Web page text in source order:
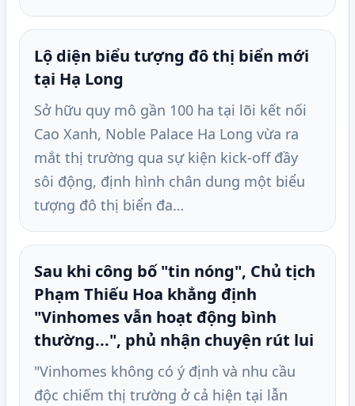
Lộ diện biểu tượng đô thị biển mới
tại Hạ Long
Sở hữu quy mô gần 100 ha tại lõi kết nối
Cao Xanh, Noble Palace Ha Long vừa ra
mắt thị trường qua sự kiện kick-off đầy
sôi động, định hình chân dung một biểu
tượng đô thị biển đa…
Sau khi công bố "tin nóng", Chủ tịch
Phạm Thiếu Hoa khẳng định
"Vinhomes vẫn hoạt động bình
thường...", phủ nhận chuyện rút lui
"Vinhomes không có ý định và nhu cầu
độc chiếm thị trường ở cả hiện tại lẫn